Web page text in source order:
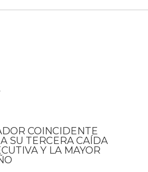
COINCIDENTE
SU TERCERA CAÍDA
Y LA MAYOR